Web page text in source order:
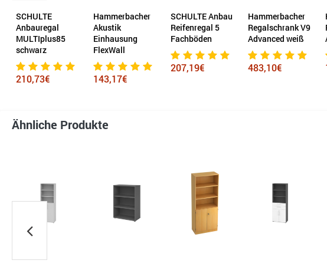
Hammerbacher
Akustik
Einhausung
FlexWall
143,17€
SCHULTE Anbau
Reifenregal 5
Fachböden
207,19€
Hammerbacher
Regalschrank V9
Advanced weiß
483,10€
Hammerbacher
Regal V9
Advanced
193,15€
Ähnliche Produkte